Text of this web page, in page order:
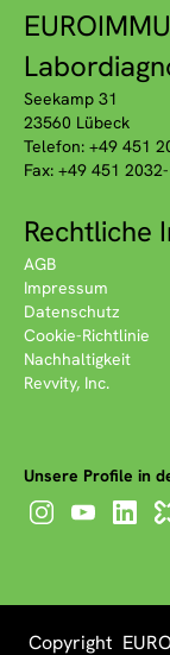
Seekamp 31
23560 Lübeck
Telefon: +49 451
Fax: +49 451
Rechtliche
AGB
Impressum
Datenschutz
Cookie-Richtlinie
Nachhaltigkeit
Revvity, Inc.
Unsere Profile in
Copyright